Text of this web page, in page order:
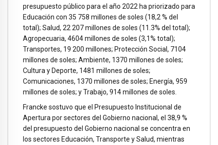
presupuesto público para el año 2022 ha priorizado para
Educación con 35 758 millones de soles (18,2 % del
total); Salud, 22 207 millones de soles (11.3% del total);
Agropecuaria, 4604 millones de soles (3,1% total);
Transportes, 19 200 millones; Protección Social, 7104
millones de soles; Ambiente, 1370 millones de soles;
Cultura y Deporte, 1481 millones de soles;
Comunicaciones, 1370 millones de soles; Energía, 959
millones de soles; y Trabajo, 914 millones de soles.
Francke sostuvo que el Presupuesto Institucional de
Apertura por sectores del Gobierno nacional, el 38,9 %
del presupuesto del Gobierno nacional se concentra en
los sectores Educación, Transporte y Salud, mientras